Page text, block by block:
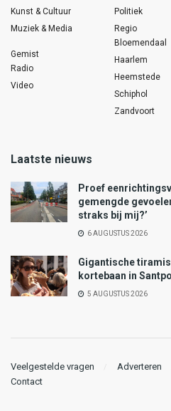
Kunst & Cultuur
Muziek & Media
Gemist
Radio
Video
Politiek
Regio
Bloemendaal
Haarlem
Heemstede
Schiphol
Zandvoort
Laatste nieuws
Proef
gemengde
straks bij mij?’
6 AUGUSTUS 2026
Gigantische
kortebaan in
5 AUGUSTUS 2026
Veelgestelde vragen Adverteren
Contact